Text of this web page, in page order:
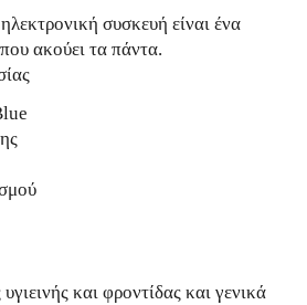
συσκευή είναι ένα
ακούει τα πάντα.
και φροντίδας και γενικά